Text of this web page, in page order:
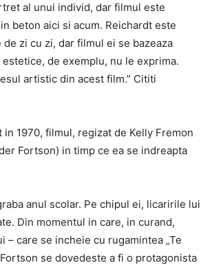
al unui individ, dar filmul este
beton aici si acum. Reichardt este
zi cu zi, dar filmul ei se bazeaza
de exemplu, nu le exprima.
artistic din acest film.” Cititi
1970, filmul, regizat de Kelly Fremon
Fortson) in timp ce ea se indreapta
anul scolar. Pe chipul ei, licaririle lui
Din momentul in care, in curand,
care se incheie cu rugamintea „Te
se dovedeste a fi o protagonista